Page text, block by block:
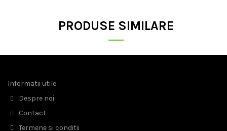
PRODUSE SIMILARE
Informatii utile
Despre noi
Contact
Termene si conditii